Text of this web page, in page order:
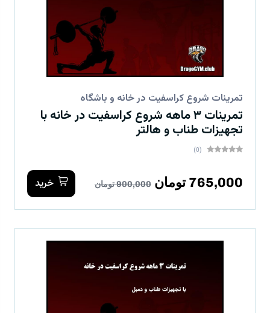
تمرینات شروع کراسفیت در خانه و باشگاه
تمرینات ۳ ماهه شروع کراسفیت در خانه با
تجهیزات طناب و هالتر
(0)
765,000 تومان 900,000 تومان خرید